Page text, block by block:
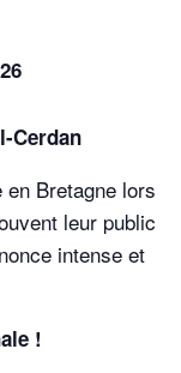
Cerdan
Bretagne lors
leur public
intense et
!